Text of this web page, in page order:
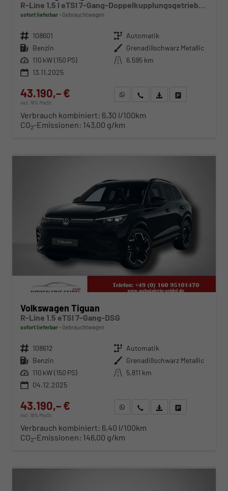
R-Line 1,5 l eTSI 7-Gang-Doppelkupplungsgetriebe DSG
sofort lieferbar Gebrauchtwagen
Fahrzeugnr. 108601 Getriebe Automatik
Kraftstoff Benzin Außenfarbe Grenadillschwarz Metallic
Leistung 110 kW (150 PS) Kilometerstand 6.595 km
13.11.2025
43.190,– €
incl. 19% MwSt.
WhatsApp anfragen
Wir rufen Sie anFahrzeugexposé (PDF)
Verbrauch kombiniert: 6,30 l/100km
CO2-Emissionen: 143,00 g/km
Volkswagen Tiguan
R-Line 1.5 eTSI 7-Gang-DSG
sofort lieferbar Gebrauchtwagen
Fahrzeugnr. 108612 Getriebe Automatik
Kraftstoff Benzin Außenfarbe Grenadillschwarz Metallic
Leistung 110 kW (150 PS) Kilometerstand 5.811 km
04.12.2025
43.190,– €
incl. 19% MwSt.
WhatsApp anfragen
Wir rufen Sie anFahrzeugexposé (PDF)
Verbrauch kombiniert: 6,40 l/100km
CO2-Emissionen: 146,00 g/km